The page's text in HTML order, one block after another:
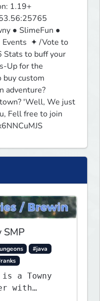
1.19+
● SlimeFun ●
Events  ✦ /Vote to
Stats to buff your
Up for the
buy custom
adventure?
'Well, We just
Fell free to join
SMP
#java
is a Towny
with